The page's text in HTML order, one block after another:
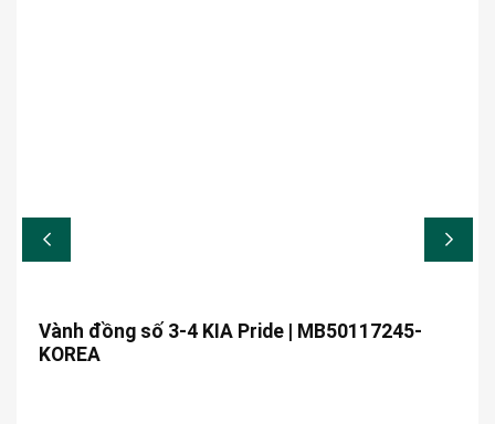
Vành đồng số 3-4 KIA Pride | MB50117245-
KOREA